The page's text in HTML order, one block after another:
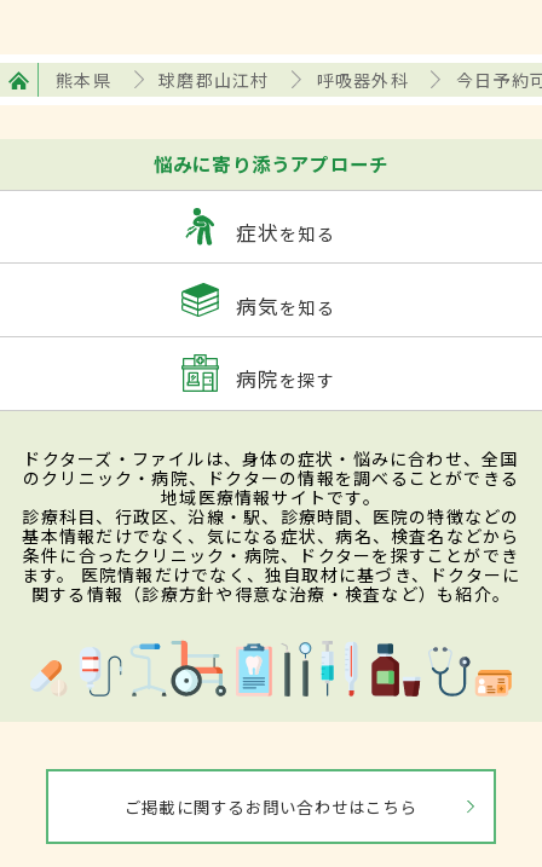
熊本県 球磨郡山江村 呼吸器外科 今日予約
悩みに寄り添うアプローチ
症状を知る
病気を知る
病院を探す
ドクターズ・ファイルは、身体の症状・悩みに合わせ、全国
のクリニック・病院、ドクターの情報を調べることができる
地域医療情報サイトです。
診療科目、行政区、沿線・駅、診療時間、医院の特徴などの
基本情報だけでなく、気になる症状、病名、検査名などから
条件に合ったクリニック・病院、ドクターを探すことができ
ます。 医院情報だけでなく、独自取材に基づき、ドクターに
関する情報（診療方針や得意な治療・検査など）も紹介。
ご掲載に関するお問い合わせはこちら